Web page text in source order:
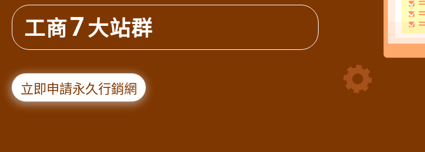
工商7大站群
立即申請永久行銷網